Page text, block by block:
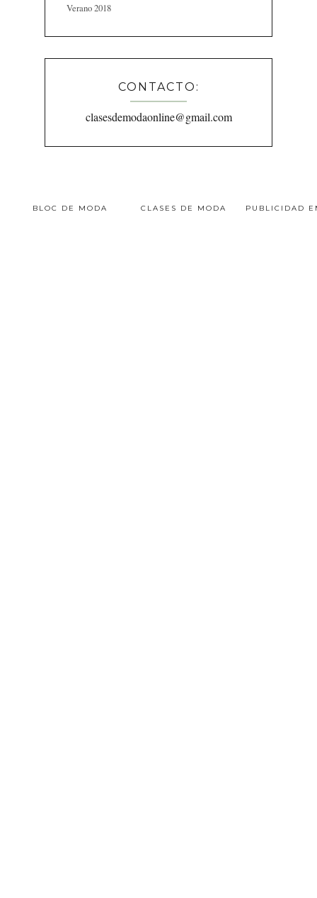
Verano 2018
CONTACTO:
clasesdemodaonline@gmail.com
BLOC DE MODA CLASES DE MODA PUBLICIDAD